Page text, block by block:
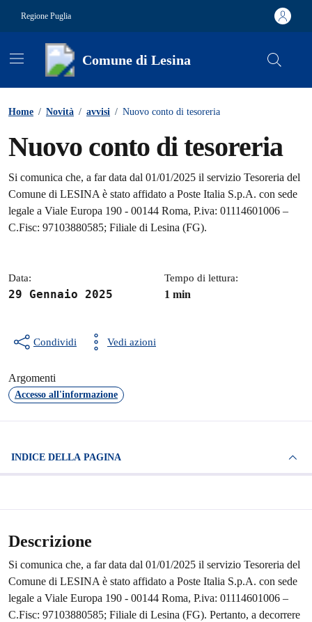
Regione Puglia
Comune di Lesina
Home / Novità / avvisi / Nuovo conto di tesoreria
Nuovo conto di tesoreria
Dettagli della notizia
Si comunica che, a far data dal 01/01/2025 il servizio Tesoreria del
Comune di LESINA è stato affidato a Poste Italia S.p.A. con sede
legale a Viale Europa 190 - 00144 Roma, P.iva: 01114601006 –
C.Fisc: 97103880585; Filiale di Lesina (FG).
Data:
29 Gennaio 2025
Tempo di lettura:
1 min
Condividi Vedi azioni
Argomenti
Accesso all'informazione
INDICE DELLA PAGINA
Descrizione
Si comunica che, a far data dal 01/01/2025 il servizio Tesoreria del
Comune di LESINA è stato affidato a Poste Italia S.p.A. con sede
legale a Viale Europa 190 - 00144 Roma, P.iva: 01114601006 –
C.Fisc: 97103880585; Filiale di Lesina (FG). Pertanto, a decorrere